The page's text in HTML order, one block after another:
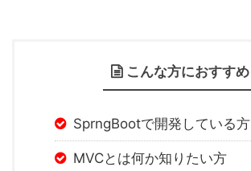
こんな方におすすめ
SprngBootで開発している方
MVCとは何か知りたい方